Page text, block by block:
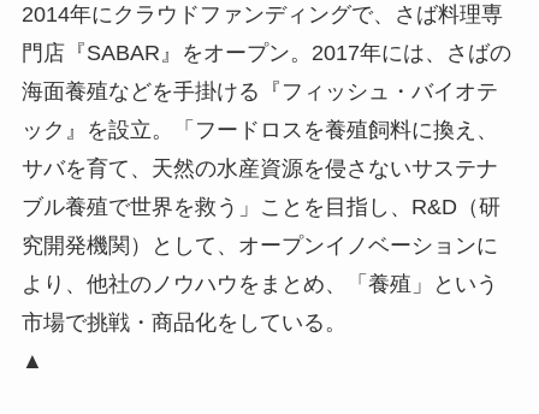
右田 孝宣
フィッシュ・バイオテック株式会社
代表取締役社長
HP | STARTUP DB
1974年大阪生まれ。20代でオーストラリアに、料
理修行のため現地寿司チェーン店に就職。24歳で
工場長、その後スーパーバイザーへ。入社当時2店
舗のお店を、2年間で13店舗まで拡大し成功する
が、日本での可能性に賭け、26歳に帰国。2004年